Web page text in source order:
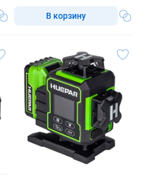
В корзину